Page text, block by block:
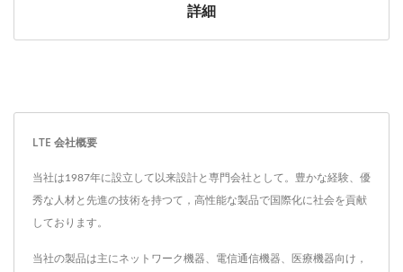
詳細
LTE 会社概要
当社は1987年に設立して以来設計と専門会社として。豊かな経験、優
秀な人材と先進の技術を持つて，高性能な製品で国際化に社会を貢献
しております。
当社の製品は主にネットワーク機器、電信通信機器、医療機器向け，